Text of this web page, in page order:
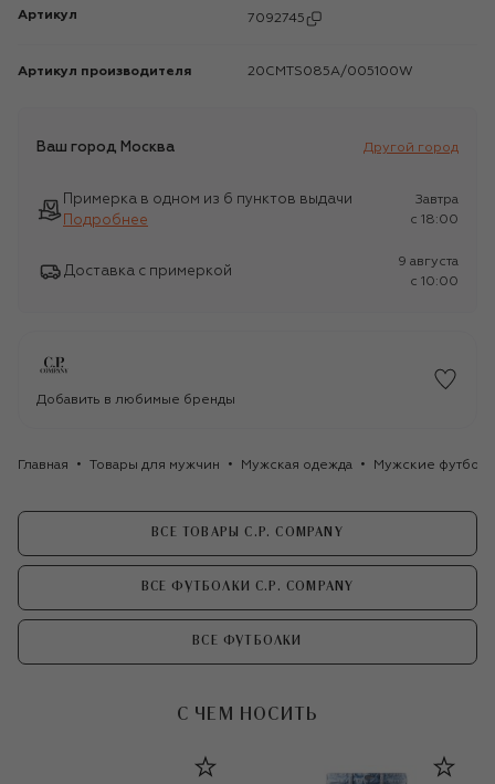
Артикул 7092745
Артикул производителя 20CMTS085A/005100W
Ваш город Москва Другой город
Примерка в одном из 6 пунктов выдачи
Подробнее
Завтра
c 18:00
Доставка с примеркой
9 августа
c 10:00
Добавить в любимые бренды
Главная Товары для мужчин Мужская одежда Мужские
ВСЕ ТОВАРЫ C.P. COMPANY
ВСЕ ФУТБОЛКИ C.P. COMPANY
ВСЕ ФУТБОЛКИ
С ЧЕМ НОСИТЬ